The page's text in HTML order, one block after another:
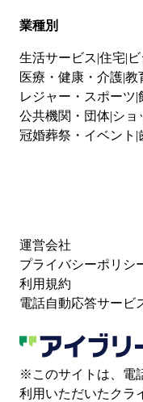
業種別
生活サービス 住宅
医療・健康・介護教
レジャー・スポーツ
公共機関・団体 ショ
冠婚葬祭・イベント
運営会社
プライバシーポリシ
利用規約
電話自動応答サービ
※このサイトは、電
利用いただいたクラ